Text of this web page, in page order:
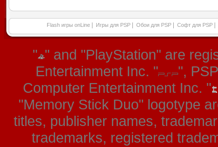
Flash игры onLine Игры для PSP Обои для PSP Софт для PSP
" " and "PlayStation" are
Entertainment Inc. "
",
Computer Entertainment Inc. "
"Memory Stick Duo" logotype
titles, publisher names,
trademarks, registered